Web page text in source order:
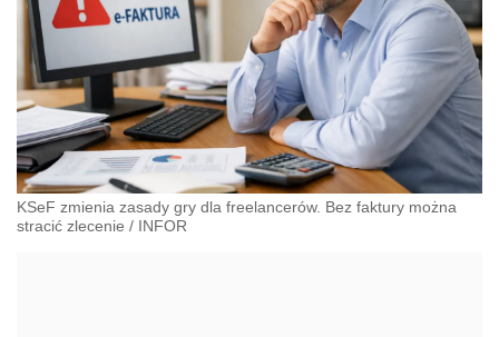
KSeF zmienia zasady gry dla freelancerów. Bez faktury można
stracić zlecenie / INFOR